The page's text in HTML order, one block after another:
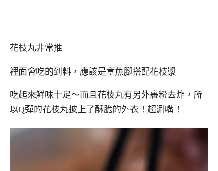
花枝丸非常推
裡面會吃的到料，應該是章魚腳搭配花枝漿
吃起來鮮味十足～而且花枝丸有另外裹粉去炸，所
以Q彈的花枝丸披上了酥脆的外衣！超涮嘴！